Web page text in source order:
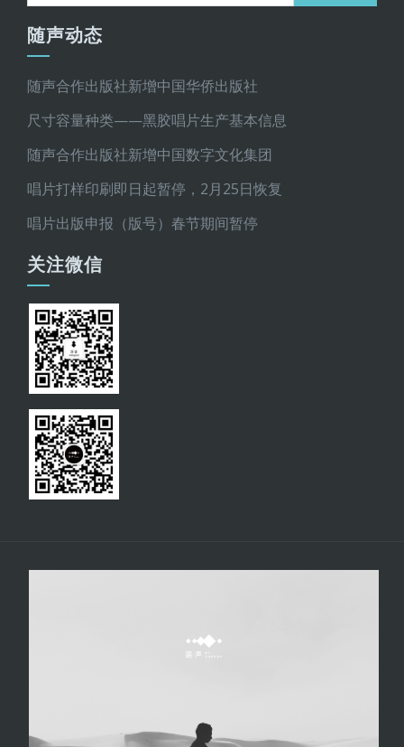
随声动态
随声合作出版社新增中国华侨出版社
尺寸容量种类——黑胶唱片生产基本信息
随声合作出版社新增中国数字文化集团
唱片打样印刷即日起暂停，2月25日恢复
唱片出版申报（版号）春节期间暂停
关注微信